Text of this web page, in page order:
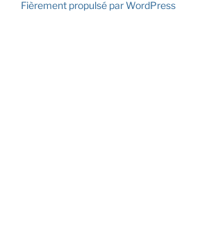
Fièrement propulsé par WordPress